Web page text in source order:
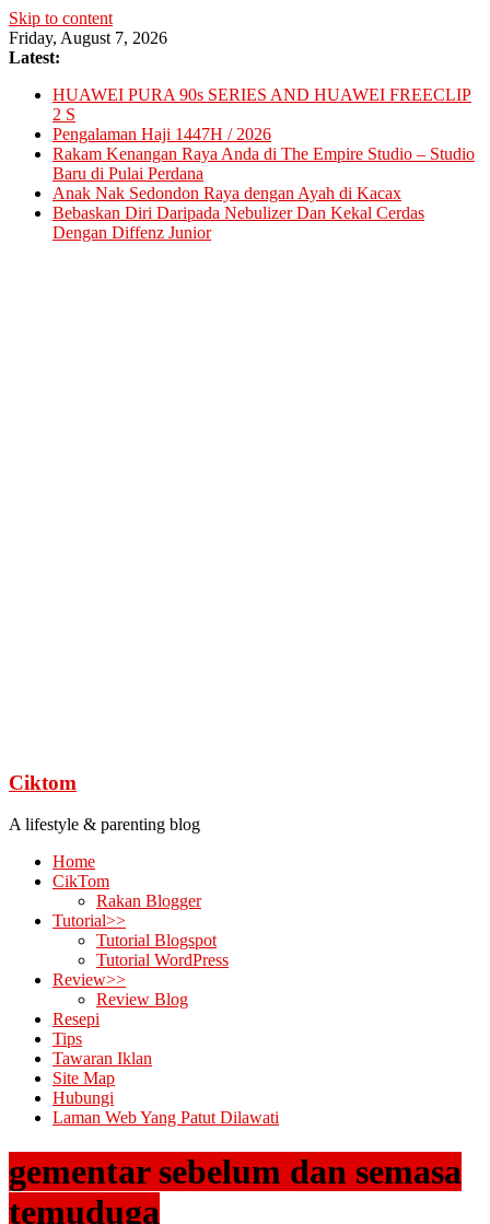
Skip to content
Friday, August 7, 2026
Latest:
HUAWEI PURA 90s SERIES AND HUAWEI FREECLIP
2 S
Pengalaman Haji 1447H / 2026
Rakam Kenangan Raya Anda di The Empire Studio – Studio
Baru di Pulai Perdana
Anak Nak Sedondon Raya dengan Ayah di Kacax
Bebaskan Diri Daripada Nebulizer Dan Kekal Cerdas
Dengan Diffenz Junior
Ciktom
A lifestyle & parenting blog
Home
CikTom
Rakan Blogger
Tutorial>>
Tutorial Blogspot
Tutorial WordPress
Review>>
Review Blog
Resepi
Tips
Tawaran Iklan
Site Map
Hubungi
Laman Web Yang Patut Dilawati
gementar sebelum dan semasa
temuduga